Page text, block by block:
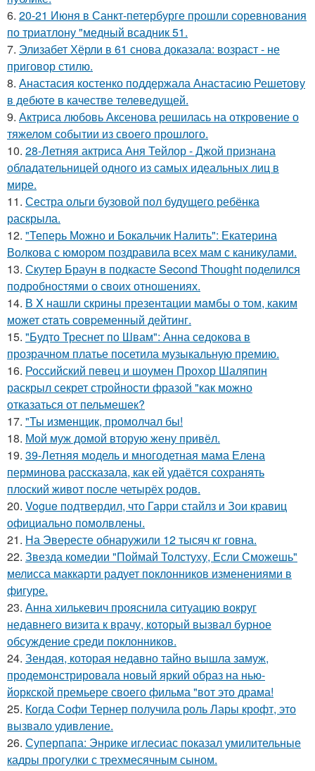
6. 20-21 Июня в Санкт-петербурге прошли соревнования
по триатлону "медный всадник 51.
7. Элизабет Хёрли в 61 снова доказала: возраст - не
приговор стилю.
8. Анастасия костенко поддержала Анастасию Решетову
в дебюте в качестве телеведущей.
9. Актриса любовь Аксенова решилась на откровение о
тяжелом событии из своего прошлого.
10. 28-Летняя актриса Аня Тейлор - Джой признана
обладательницей одного из самых идеальных лиц в
мире.
11. Сестра ольги бузовой пол будущего ребёнка
раскрыла.
12. "Теперь Можно и Бокальчик Налить": Екатерина
Волкова с юмором поздравила всех мам с каникулами.
13. Скутер Браун в подкасте Second Thought поделился
подробностями о своих отношениях.
14. В X нашли скрины презентации мaмбы о том, каким
может cтaть совpеменный дейтинг.
15. "Будто Треснет по Швам": Анна седокова в
прозрачном платье посетила музыкальную премию.
16. Российский певец и шоумен Прохор Шаляпин
раскрыл секрет стройности фразой "как можно
отказаться от пельмешек?
17. "Ты изменщик, промолчал бы!
18. Мой муж домой вторую жену привёл.
19. 39-Летняя модель и многодетная мама Елена
перминова рассказала, как ей удаётся сохранять
плоский живот после четырёх родов.
20. Vogue подтвердил, что Гарри стайлз и Зои кравиц
официально помолвлены.
21. На Эвересте обнаружили 12 тысяч кг говна.
22. Звезда комедии "Поймай Толстуху, Если Сможешь"
мелисса маккарти радует поклонников изменениями в
фигуре.
23. Анна хилькевич прояснила ситуацию вокруг
недавнего визита к врачу, который вызвал бурное
обсуждение среди поклонников.
24. Зендая, которая недавно тайно вышла замуж,
продемонстрировала новый яркий образ на нью-
йоркской премьере своего фильма "вот это драма!
25. Когда Софи Тернер получила роль Лары крофт, это
вызвало удивление.
26. Суперпапа: Энрике иглесиас показал умилительные
кадры прогулки с трехмесячным сыном.